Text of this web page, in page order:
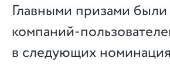
Главными призами
компаний-
в следующих